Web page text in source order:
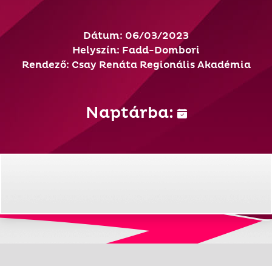
Dátum: 06/03/2023
Helyszín: Fadd-Dombori
Rendező: Csay Renáta Regionális Akadémia
Naptárba: